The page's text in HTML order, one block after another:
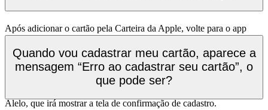
Após adicionar o cartão pela Carteira da Apple, volte para o app
Meu Alelo e confirme a solicitação de cadastro que aparecerá na
tela. Caso esta tela não apareça, acesse os detalhes do cartão que
adicionou, clique no botão “Carteira Digital” e “Adicionar à Carteira
da Apple”. Você será redirecionado novamente para o app da
Carteira Apple, sendo necessário clicar em “Concluir a
Alelo, que irá mostrar a tela de confirmação de cadastro.
Quando vou cadastrar meu cartão, aparece a
mensagem “Erro ao cadastrar seu cartão”, o
que pode ser?